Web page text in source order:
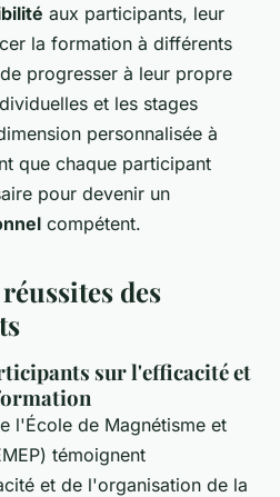
aux participants, leur
la formation à différents
progresser à leur propre
et les stages
personnalisée à
que chaque participant
pour devenir un
compétent.
des
sur l'efficacité et
l'École de Magnétisme et
témoignent
et de l'organisation de la